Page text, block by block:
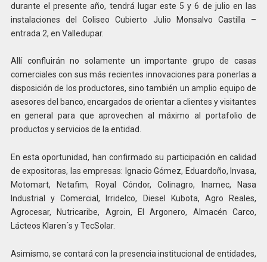
durante el presente año, tendrá lugar este 5 y 6 de julio en las
instalaciones del Coliseo Cubierto Julio Monsalvo Castilla –
entrada 2, en Valledupar.
Allí confluirán no solamente un importante grupo de casas
comerciales con sus más recientes innovaciones para ponerlas a
disposición de los productores, sino también un amplio equipo de
asesores del banco, encargados de orientar a clientes y visitantes
en general para que aprovechen al máximo al portafolio de
productos y servicios de la entidad.
En esta oportunidad, han confirmado su participación en calidad
de expositoras, las empresas: Ignacio Gómez, Eduardoño, Invasa,
Motomart, Netafim, Royal Cóndor, Colinagro, Inamec, Nasa
Industrial y Comercial, Irridelco, Diesel Kubota, Agro Reales,
Agrocesar, Nutricaribe, Agroin, El Argonero, Almacén Carco,
Lácteos Klaren´s y TecSolar.
Asimismo, se contará con la presencia institucional de entidades,